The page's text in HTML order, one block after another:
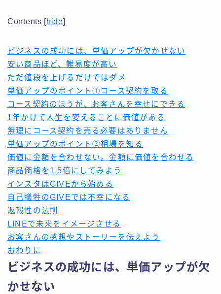
運営者情報
Contents [hide]
ビジネスの成功には、単価アップが欠かせない
安い商品ほど、難易度が高い
ただ値段を上げるだけではダメ
単価アップのポイント①コース契約を取る
コース契約のほうが、お客さんを幸せにできる
1年かけて人生を変えることに価値がある
無理にコース契約を売る必要はありません
単価アップのポイント②相場を知る
価値に金額を合わせない。金額に価値を合わせる
商品価格を1.5倍にしてみよう
インスタはGIVEから始める
自己犠牲のGIVEでは不幸になる
返報性の法則
LINEで未来をイメージさせる
お客さんの感想やストーリーを伝えよう
おわりに
ビジネスの成功には、単価アップが欠
かせない